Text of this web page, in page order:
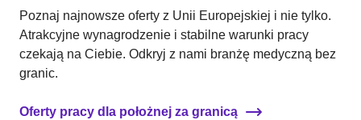
Poznaj najnowsze oferty z Unii Europejskiej i nie tylko.
Atrakcyjne wynagrodzenie i stabilne warunki pracy
czekają na Ciebie. Odkryj z nami branżę medyczną bez
granic.
Oferty pracy dla położnej za granicą